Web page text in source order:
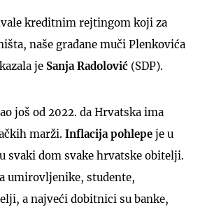
kreditnim rejtingom koji za
naše građane muči Plenkovića
je Sanja Radolović (SDP).
još od 2022. da Hrvatska ima
marži. Inflacija pohlepe je u
svaki dom svake hrvatske obitelji.
umirovljenike, studente,
a najveći dobitnici su banke,